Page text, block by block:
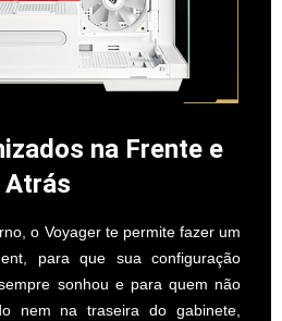
na Frente e
Atrás
o Voyager te permite fazer um
para que sua configuração
sonhou e para quem não
nem na traseira do gabinete,